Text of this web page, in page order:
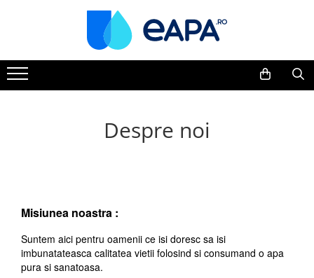
Toate Produsele
Dedurizare
Dedurizator tip Cabinet
Filtre 20" slim
Filtre Big Blue 10"
Filtre Big Blue 20"
Despre noi
Misiunea noastra :
Suntem aici pentru oamenii ce isi doresc sa isi
imbunatateasca calitatea vietii folosind si consumand o apa
pura si sanatoasa.